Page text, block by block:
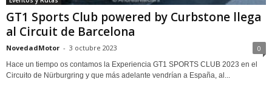
GT1 Sports Club powered by Curbstone llega
al Circuit de Barcelona
NovedadMotor - 3 octubre 2023 0
Hace un tiempo os contamos la Experiencia GT1 SPORTS CLUB 2023 en el
Circuito de Nürburgring y que más adelante vendrían a España, al...